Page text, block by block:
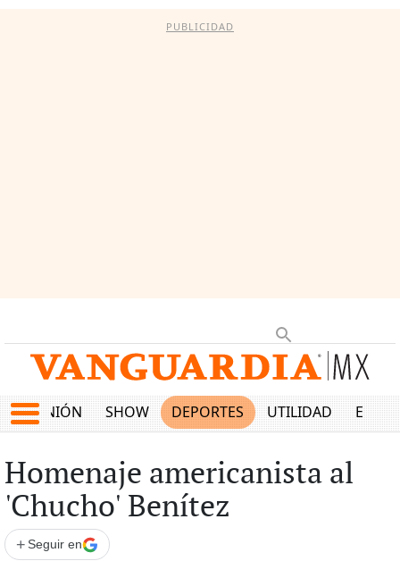
PUBLICIDAD
OPINIÓN SHOW DEPORTES UTILIDAD
Homenaje americanista al
'Chucho' Benítez
+ Seguir en